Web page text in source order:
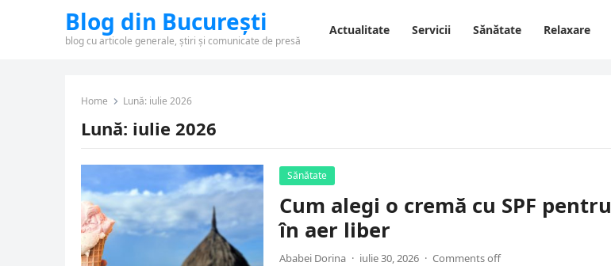
Blog din București
blog cu articole generale, știri și comunicate de presă
Actualitate Servicii Sănătate Relaxare
Home Lună: iulie 2026
Lună: iulie 2026
Sănătate
Cum alegi o cremă cu SPF
în aer liber
Ababei Dorina · iulie 30, 2026 · Comments off